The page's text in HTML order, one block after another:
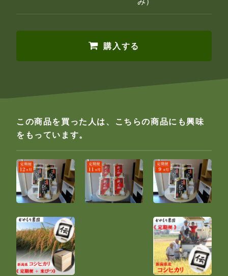
購入する
この商品を買った人は、こちらの商品にも興味
をもっています。